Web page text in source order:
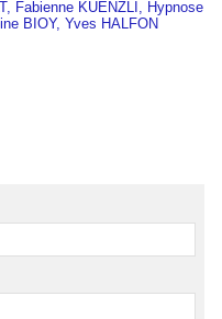
, Fabienne KUENZLI , Hypnose
BIOY, Yves HALFON